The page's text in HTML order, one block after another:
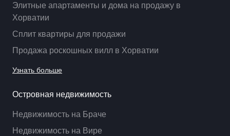
Элитные апартаменты и дома на продажу в
Хорватии
Сплит квартиры для продажи
Продажа роскошных вилл в Хорватии
Узнать больше
Островная недвижимость
Недвижимость на Браче
Недвижимость на Вире